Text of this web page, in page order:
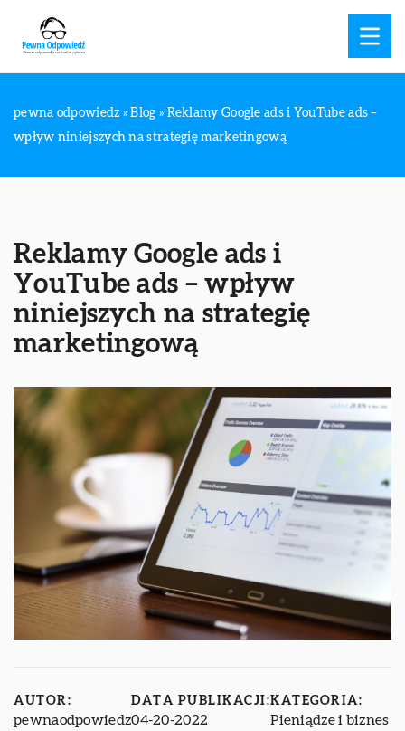
pewna odpowiedz »Blog » Reklamy Google ads i YouTube ads –
wpływ niniejszych na strategię marketingową
Reklamy Google ads i
YouTube ads – wpływ
niniejszych na strategię
marketingową
AUTOR:
pewnaodpowiedz
DATA PUBLIKACJI:
04-20-2022
KATEGORIA:
Pieniądze i biznes